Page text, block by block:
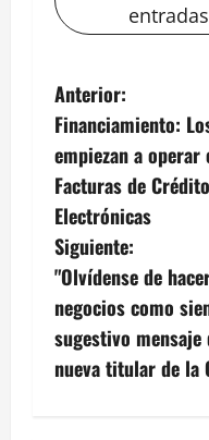
entradas
N
a
v
e
g
a
c
Anterior:
Financiamiento:
empiezan a operar
Facturas de Crédito
Electrónicas
Siguiente:
"Olvídense de
negocios como
sugestivo mensaje
nueva titular de la